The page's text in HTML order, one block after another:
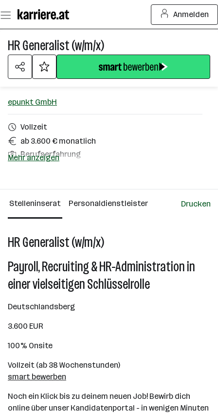
Seiteninhalt
springen
Anmelden
HR Generalist (w/m/x)
epunkt GmbH
Vollzeit
ab 3.600 € monatlich
Berufserfahrung
Über das Unternehmen
Linz
Mehr anzeigen
Stelleninserat Personaldienstleister Drucken
HR Generalist (w/m/x)
Payroll, Recruiting & HR-Administration in
einer vielseitigen Schlüsselrolle
Deutschlandsberg
3.600 EUR
100% Onsite
Vollzeit (ab 38 Wochenstunden)
smart bewerben
Noch ein Klick bis zu deinem neuen Job! Bewirb dich
online über unser Kandidatenportal - in wenigen Minuten